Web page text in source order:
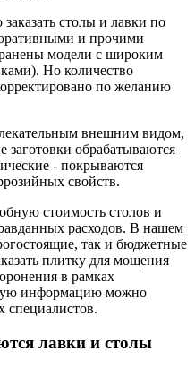
столы и лавки по
и прочими
модели с широким
Но количество
по желанию
внешним видом,
заготовки обрабатываются
- покрываются
свойств.
стоимость столов и
расходов. В нашем
так и бюджетные
плитку для мощения
в рамках
информацию можно
специалистов.
лавки и столы